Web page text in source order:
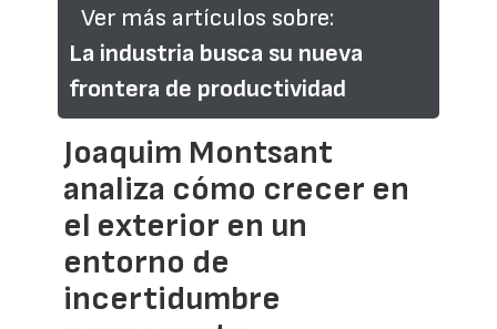
Ver más artículos sobre:
La industria busca su nueva
frontera de productividad
Joaquim Montsant
analiza cómo crecer en
el exterior en un
entorno de
incertidumbre